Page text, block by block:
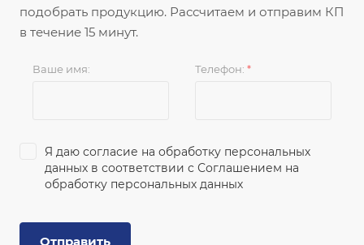
подобрать продукцию. Рассчитаем и отправим КП
в течение 15 минут.
Ваше имя: Телефон: *
Я даю согласие на обработку персональных
данных в соответствии с Соглашением на
обработку персональных данных
Отправить